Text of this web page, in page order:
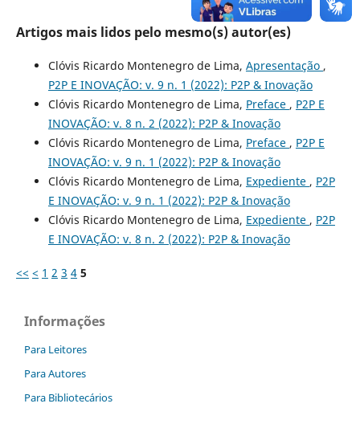
Artigos mais lidos pelo mesmo(s) autor(es)
Clóvis Ricardo Montenegro de Lima, Apresentação ,
P2P E INOVAÇÃO: v. 9 n. 1 (2022): P2P & Inovação
Clóvis Ricardo Montenegro de Lima, Preface , P2P E
INOVAÇÃO: v. 8 n. 2 (2022): P2P & Inovação
Clóvis Ricardo Montenegro de Lima, Preface , P2P E
INOVAÇÃO: v. 9 n. 1 (2022): P2P & Inovação
Clóvis Ricardo Montenegro de Lima, Expediente , P2P
E INOVAÇÃO: v. 9 n. 1 (2022): P2P & Inovação
Clóvis Ricardo Montenegro de Lima, Expediente , P2P
E INOVAÇÃO: v. 8 n. 2 (2022): P2P & Inovação
<< < 1 2 3 4 5
Informações
Para Leitores
Para Autores
Para Bibliotecários